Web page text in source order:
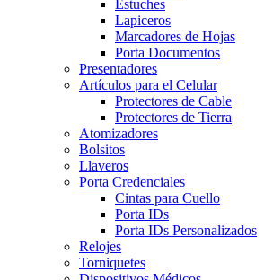
Estuches
Lapiceros
Marcadores de Hojas
Porta Documentos
Presentadores
Artículos para el Celular
Protectores de Cable
Protectores de Tierra
Atomizadores
Bolsitos
Llaveros
Porta Credenciales
Cintas para Cuello
Porta IDs
Porta IDs Personalizados
Relojes
Torniquetes